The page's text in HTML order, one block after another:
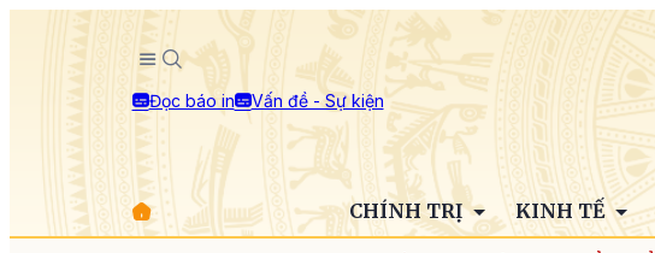
Đọc báo in Vấn đề - Sự kiện
CHÍNH TRỊ KINH TẾ